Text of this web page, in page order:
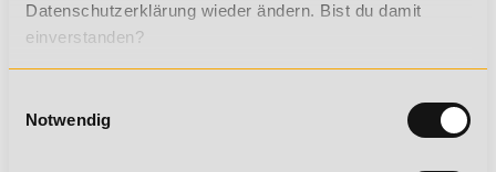
Datenschutzerklärung wieder ändern. Bist du damit
einverstanden?
Notwendig
Ressource
resümieren